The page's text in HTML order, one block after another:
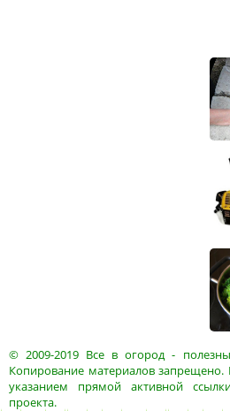
© 2009-2019 Все в огород-
Копирование материалов запрещено.
указанием прямой активной
проекта.